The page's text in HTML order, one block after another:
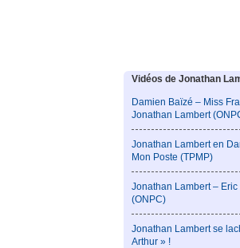
Vidéos de Jonathan
Damien Baïzé – Miss
Jonathan Lambert
Jonathan Lambert en
Mon Poste (TPMP)
Jonathan Lambert – Eric
(ONPC)
Jonathan Lambert se
Arthur » !